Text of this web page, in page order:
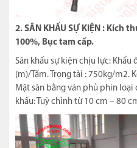
2. SÂN KHẤU SỰ KIỆN : Kích
100%, Bục tam cấp.
Sân khấu sự kiện chịu lực: Khẩu
(m)/Tấm. Trọng tải : 750kg/m2.
Mặt sàn bằng ván phủ phin loại
khấu: Tuỳ chỉnh từ 10 cm – 80